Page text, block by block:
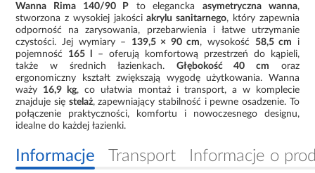
Wanna Rima 140/90 P to eleganckaasymetryczna wanna,
stworzona z wysokiej jakościakrylu sanitarnego, który zapewnia
odporność na zarysowania, przebarwienia i łatwe utrzymanie
czystości. Jej wymiary – 139,5 × 90 cm, wysokość 58,5 cm i
pojemność 165 l
– oferują komfortową przestrzeń do kąpieli,
także w średnich łazienkach. Głębokość 40 cm oraz
ergonomiczny kształt zwiększają wygodę użytkowania. Wanna
waży 16,9 kg, co ułatwia montaż i transport, a w komplecie
znajduje się stelaż, zapewniający stabilność i pewne osadzenie. To
połączenie praktyczności, komfortu i nowoczesnego designu,
idealne do każdej łazienki.
Informacje Transport Informacje o